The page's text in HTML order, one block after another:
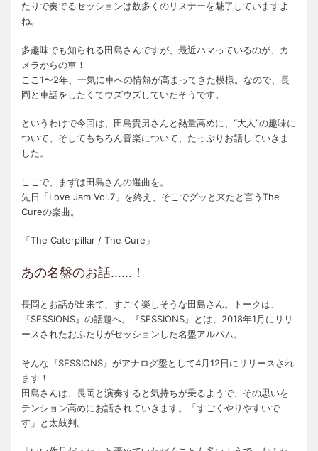
たりで奏でるセッションは数多くのリスナーを魅了していますよ
ね。
多趣味でも知られる田島さんですが、最近ハマっているのが、カ
メラからの車！
ここ1〜2年、一気に車への情熱が高まってきた模様。なので、長
岡と車話をしたくてウズウズしていたそうです。
というわけで今回は、田島貴男さんと熱量高めに、“大人”の趣味に
ついて、そしてもちろん音楽について、たっぷりお話していきま
した。
ここで、まずは田島さんの選曲を。
先日「Love Jam Vol.7」を終え、そこでグッと来たと言うThe
Cureの楽曲。
「The Caterpillar / The Cure」
あの名盤のお話……！
長岡とお話が出来て、すごく楽しそうな田島さん。トークは、
『SESSIONS』の話題へ。『SESSIONS』とは、2018年1月にリリ
ースされたおふたりがセッションした名盤アルバム。
そんな『SESSIONS』がアナログ盤として4月12日にリリースされ
ます！
田島さんは、長岡と演奏すると気持ちが乗るようで、その思いを
テンション高めにお話されていきます。「すごくやりやすいで
す」と太鼓判。